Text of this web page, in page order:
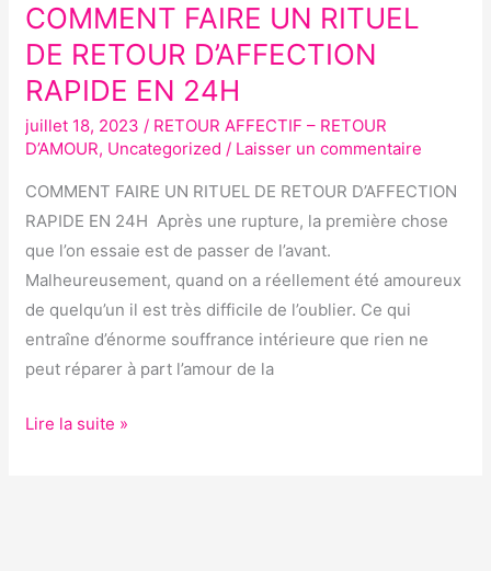
COMMENT FAIRE UN RITUEL
DE RETOUR D’AFFECTION
RAPIDE EN 24H
juillet 18, 2023/ RETOUR AFFECTIF – RETOUR
D’AMOUR, Uncategorized / Laisser un commentaire
COMMENT FAIRE UN RITUEL DE RETOUR D’AFFECTION
RAPIDE EN 24H Après une rupture, la première chose
que l’on essaie est de passer de l’avant.
Malheureusement, quand on a réellement été amoureux
de quelqu’un il est très difficile de l’oublier. Ce qui
entraîne d’énorme souffrance intérieure que rien ne
peut réparer à part l’amour de la
COMMENT
FAIRE
RITUEL
DE
RETOUR
D’AFFECTION
RAPIDE
EN
24H
Lire la suite »